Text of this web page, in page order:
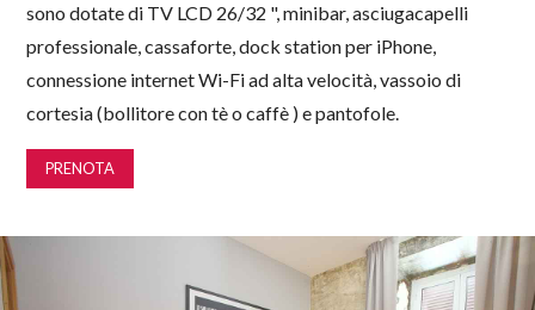
sono dotate di TV LCD 26/32 ", minibar, asciugacapelli
professionale, cassaforte, dock station per iPhone,
connessione internet Wi-Fi ad alta velocità, vassoio di
cortesia (bollitore con tè o caffè ) e pantofole.
PRENOTA